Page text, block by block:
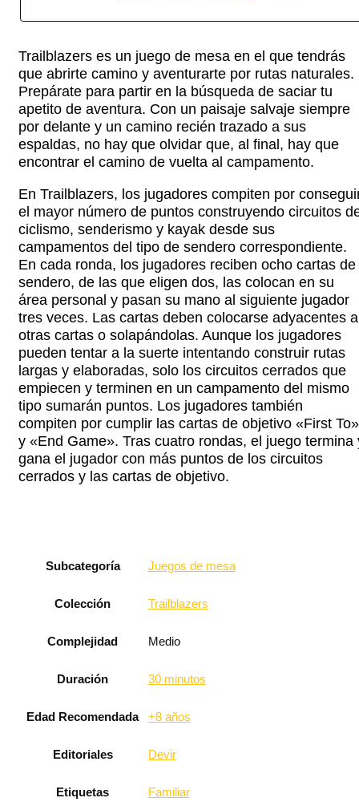
Trailblazers es un juego de mesa en el que tendrás
que abrirte camino y aventurarte por rutas naturales.
Prepárate para partir en la búsqueda de saciar tu
apetito de aventura. Con un paisaje salvaje siempre
por delante y un camino recién trazado a sus
espaldas, no hay que olvidar que, al final, hay que
encontrar el camino de vuelta al campamento.
En Trailblazers, los jugadores compiten por
el mayor número de puntos construyendo circuitos
ciclismo, senderismo y kayak desde sus
campamentos del tipo de sendero correspondiente.
En cada ronda, los jugadores reciben ocho cartas de
sendero, de las que eligen dos, las colocan en su
área personal y pasan su mano al siguiente jugador
tres veces. Las cartas deben colocarse adyacentes a
otras cartas o solapándolas. Aunque los jugadores
pueden tentar a la suerte intentando construir rutas
largas y elaboradas, solo los circuitos cerrados que
empiecen y terminen en un campamento del mismo
tipo sumarán puntos. Los jugadores también
compiten por cumplir las cartas de objetivo «First To»
y «End Game». Tras cuatro rondas, el juego termina
gana el jugador con más puntos de los circuitos
cerrados y las cartas de objetivo.
Subcategoría Juegos de mesa
Colección Trailblazers
Complejidad Medio
Duración 30 minutos
Edad Recomendada +8 años
Editoriales Devir
Etiquetas Familiar